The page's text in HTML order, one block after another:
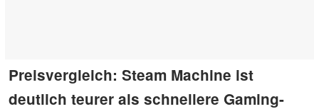
Preisvergleich: Steam Machine ist
deutlich teurer als schnellere Gaming-